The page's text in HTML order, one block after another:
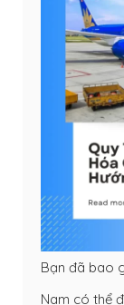
Bạn đã bao
Nam có thể